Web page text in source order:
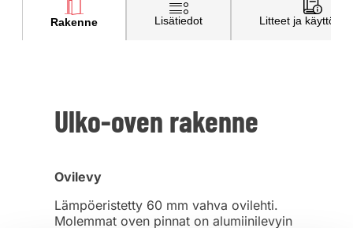
Rakenne Lisätiedot Litteet ja
Ulko-oven rakenne
Ovilevy
Lämpöeristetty 60 mm vahva ovilehti.
Molemmat oven pinnat on alumiinilevyin